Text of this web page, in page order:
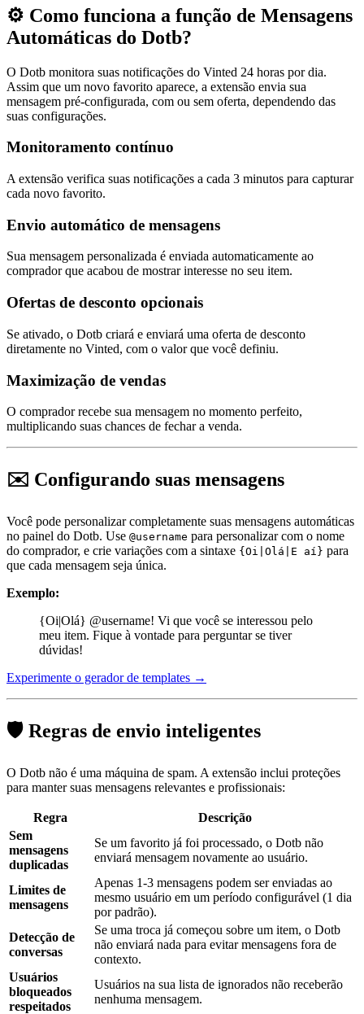
⚙️ Como funciona a função de Mensagens
Automáticas do Dotb?
O Dotb monitora suas notificações do Vinted 24 horas por dia.
Assim que um novo favorito aparece, a extensão envia sua
mensagem pré-configurada, com ou sem oferta, dependendo das
suas configurações.
Monitoramento contínuo
A extensão verifica suas notificações a cada 3 minutos para capturar
cada novo favorito.
Envio automático de mensagens
Sua mensagem personalizada é enviada automaticamente ao
comprador que acabou de mostrar interesse no seu item.
Ofertas de desconto opcionais
Se ativado, o Dotb criará e enviará uma oferta de desconto
diretamente no Vinted, com o valor que você definiu.
Maximização de vendas
O comprador recebe sua mensagem no momento perfeito,
multiplicando suas chances de fechar a venda.
✉️ Configurando suas mensagens
Você pode personalizar completamente suas mensagens automáticas
no painel do Dotb. Use @username para personalizar com o nome
do comprador, e crie variações com a sintaxe {Oi|Olá|E aí} para
que cada mensagem seja única.
Exemplo:
{Oi|Olá} @username! Vi que você se interessou pelo
meu item. Fique à vontade para perguntar se tiver
dúvidas!
Experimente o gerador de templates →
🛡️ Regras de envio inteligentes
O Dotb não é uma máquina de spam. A extensão inclui proteções
para manter suas mensagens relevantes e profissionais:
Regra
Descrição
Sem
mensagens
duplicadas
Se um favorito já foi processado, o Dotb não
enviará mensagem novamente ao usuário.
Limites de
mensagens
Apenas 1-3 mensagens podem ser enviadas ao
mesmo usuário em um período configurável (1 dia
por padrão).
Detecção de
conversas
Se uma troca já começou sobre um item, o Dotb
não enviará nada para evitar mensagens fora de
contexto.
Usuários
bloqueados
respeitados
Usuários na sua lista de ignorados não receberão
nenhuma mensagem.